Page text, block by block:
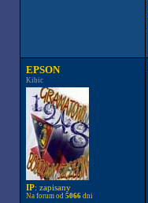
EPSON
Kibic
IP: zapisany
Na forum od 5066dni